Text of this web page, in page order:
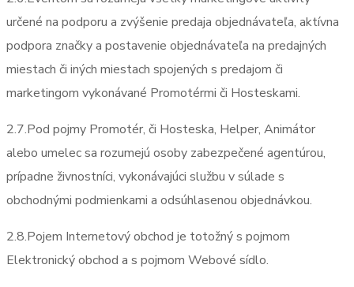
určené na podporu a zvýšenie predaja objednávateľa, aktívna
podpora značky a postavenie objednávateľa na predajných
miestach či iných miestach spojených s predajom či
marketingom vykonávané Promotérmi či Hosteskami.
2.7.Pod pojmy Promotér, či Hosteska, Helper, Animátor
alebo umelec sa rozumejú osoby zabezpečené agentúrou,
prípadne živnostníci, vykonávajúci službu v súlade s
obchodnými podmienkami a odsúhlasenou objednávkou.
2.8.Pojem Internetový obchod je totožný s pojmom
Elektronický obchod a s pojmom Webové sídlo.